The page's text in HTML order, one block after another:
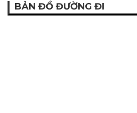
BẢN ĐỒ ĐƯỜNG ĐI